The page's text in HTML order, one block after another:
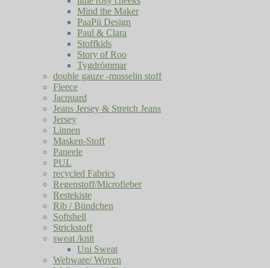
Mind the Maker
PaaPii Design
Paul & Clara
Stoffkids
Story of Roo
Tygdrömmar
double gauze -musselin stoff
Fleece
Jacquard
Jeans Jersey & Stretch Jeans
Jersey
Linnen
Masken-Stoff
Paneele
PUL
recycled Fabrics
Regenstoff/Microfieber
Restekiste
Rib / Bündchen
Softshell
Strickstoff
sweat /knit
Uni Sweat
Webware/ Woven